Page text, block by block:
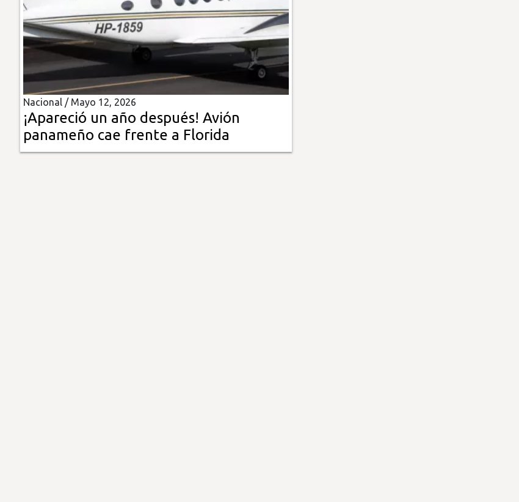
Deportes
Mundo
Insólitas
Multimedia
Impreso
Nacional / Mayo 12, 2026
¡Apareció un año después! Avión
panameño cae frente a Florida